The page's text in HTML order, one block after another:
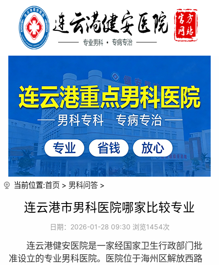
当前位置:首页 > 男科问答 >
连云港市男科医院哪家比较专业
日期：2026-01-28 09:30 浏览1454次
连云港健安医院是一家经国家卫生行政部门批
准设立的专业男科医院。医院位于海州区解放西路